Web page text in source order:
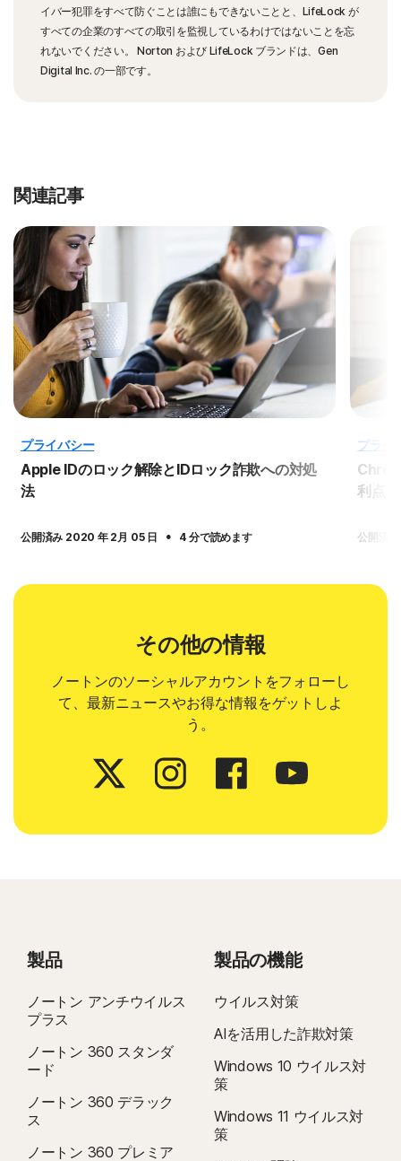
イバー犯罪をすべて防ぐことは誰にもできないことと、LifeLock が
すべての企業のすべての取引を監視しているわけではないことを忘
れないでください。 Norton および LifeLock ブランドは、Gen
Digital Inc. の一部です。
関連記事
プライバシー
Apple IDのロック解除とIDロック詐欺への対処
法
公開済み 2020 年 2月 05 日 · 4 分で読めます
プライ
利点
公開済
その他の情報
ノートンのソーシャルアカウントをフォローし
て、最新ニュースやお得な情報をゲットしよ
う。
製品
ノートン アンチウイルス
プラス
ノートン 360 スタンダ
ード
ノートン 360 デラック
ス
ノートン 360 プレミア
製品の機能
ウイルス対策
AIを活用した詐欺対策
Windows 10 ウイルス対
策
Windows 11 ウイルス対
策